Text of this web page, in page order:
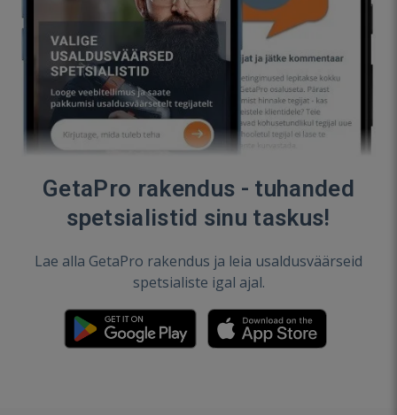
GetaPro rakendus - tuhanded
spetsialistid sinu taskus!
Lae alla GetaPro rakendus ja leia usaldusväärseid
spetsialiste igal ajal.